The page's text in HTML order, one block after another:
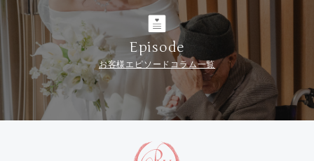
Episode
お客様エピソードコラム一覧